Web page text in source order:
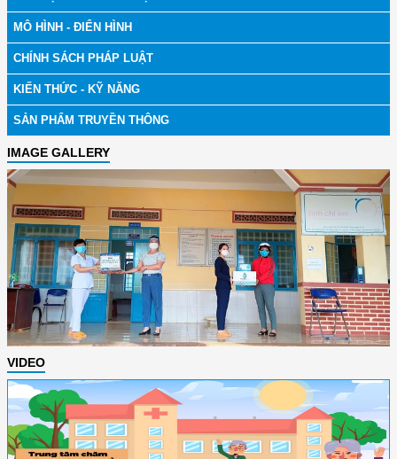
MÔ HÌNH - ĐIỂN HÌNH
CHÍNH SÁCH PHÁP LUẬT
KIẾN THỨC - KỸ NĂNG
SẢN PHẨM TRUYỀN THÔNG
IMAGE GALLERY
VIDEO